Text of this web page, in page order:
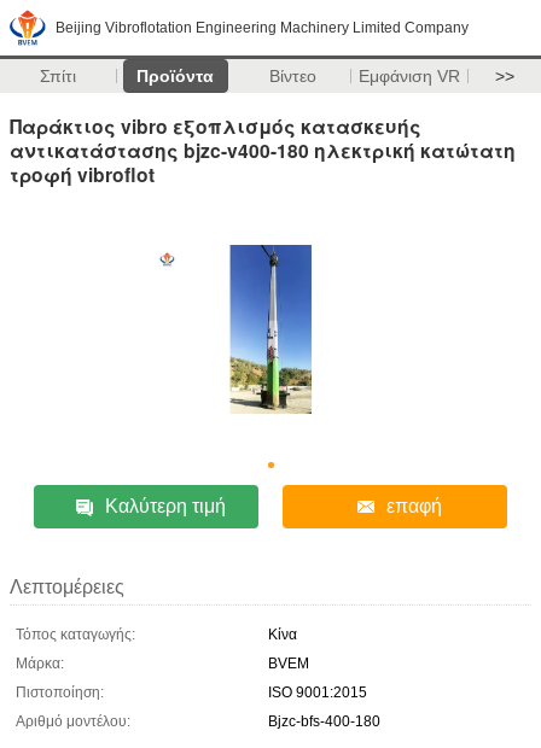
Beijing Vibroflotation Engineering Machinery Limited Company
Σπίτι Προϊόντα Βίντεο Εμφάνιση VR >>
Παράκτιος vibro εξοπλισμός κατασκευής
αντικατάστασης bjzc-v400-180 ηλεκτρική κατώτατη
τροφή vibroflot
Καλύτερη τιμή επαφή
Λεπτομέρειες
Τόπος καταγωγής:
Κίνα
Μάρκα:
BVEM
Πιστοποίηση:
ISO 9001:2015
Αριθμό μοντέλου:
Bjzc-bfs-400-180